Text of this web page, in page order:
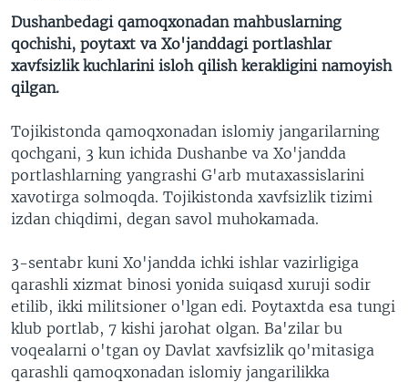
XALQARO HAYOT
VASHINGTON CHOYXONASI
MOBIL-SALOM!
VIDEO
XABARLAR SURATLARDA
FACEBOOK
YOUTUBE
INSTAGRAM
ODNOKLASSNIKI
TELEGRAM
TWITTER
SOUNDCLOUD
INGLIZ TILI DARSLARI
EDITORIAL
Dushanbedagi qamoqxonadan mahbuslarning
qochishi, poytaxt va Xo'janddagi portlashlar
xavfsizlik kuchlarini isloh qilish kerakligini namoyish
qilgan.
Tojikistonda qamoqxonadan islomiy jangarilarning
qochgani, 3 kun ichida Dushanbe va Xo'jandda
portlashlarning yangrashi G'arb mutaxassislarini
xavotirga solmoqda. Tojikistonda xavfsizlik tizimi
izdan chiqdimi, degan savol muhokamada.
3-sentabr kuni Xo'jandda ichki ishlar vazirligiga
qarashli xizmat binosi yonida suiqasd xuruji sodir
etilib, ikki militsioner o'lgan edi. Poytaxtda esa tungi
klub portlab, 7 kishi jarohat olgan. Ba'zilar bu
voqealarni o'tgan oy Davlat xavfsizlik qo'mitasiga
qarashli qamoqxonadan islomiy jangarilikka